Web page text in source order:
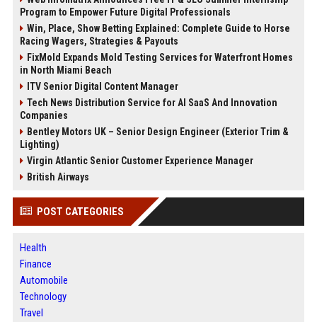
Program to Empower Future Digital Professionals
Win, Place, Show Betting Explained: Complete Guide to Horse
Racing Wagers, Strategies & Payouts
FixMold Expands Mold Testing Services for Waterfront Homes
in North Miami Beach
ITV Senior Digital Content Manager
Tech News Distribution Service for AI SaaS And Innovation
Companies
Bentley Motors UK – Senior Design Engineer (Exterior Trim &
Lighting)
Virgin Atlantic Senior Customer Experience Manager
British Airways
POST CATEGORIES
Health
Finance
Automobile
Technology
Travel